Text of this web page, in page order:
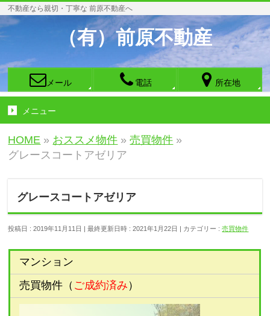
不動産なら親切・丁寧な 前原不動産へ
（有）前原不動産
メール 電話 所在地
メニュー
HOME » おススメ物件 » 売買物件 »
グレースコートアゼリア
グレースコートアゼリア
投稿日 : 2019年11月11日 最終更新日時 : 2021年1月22日 カテゴリー :売買物件
マンション
売買物件（ ご成約済み ）